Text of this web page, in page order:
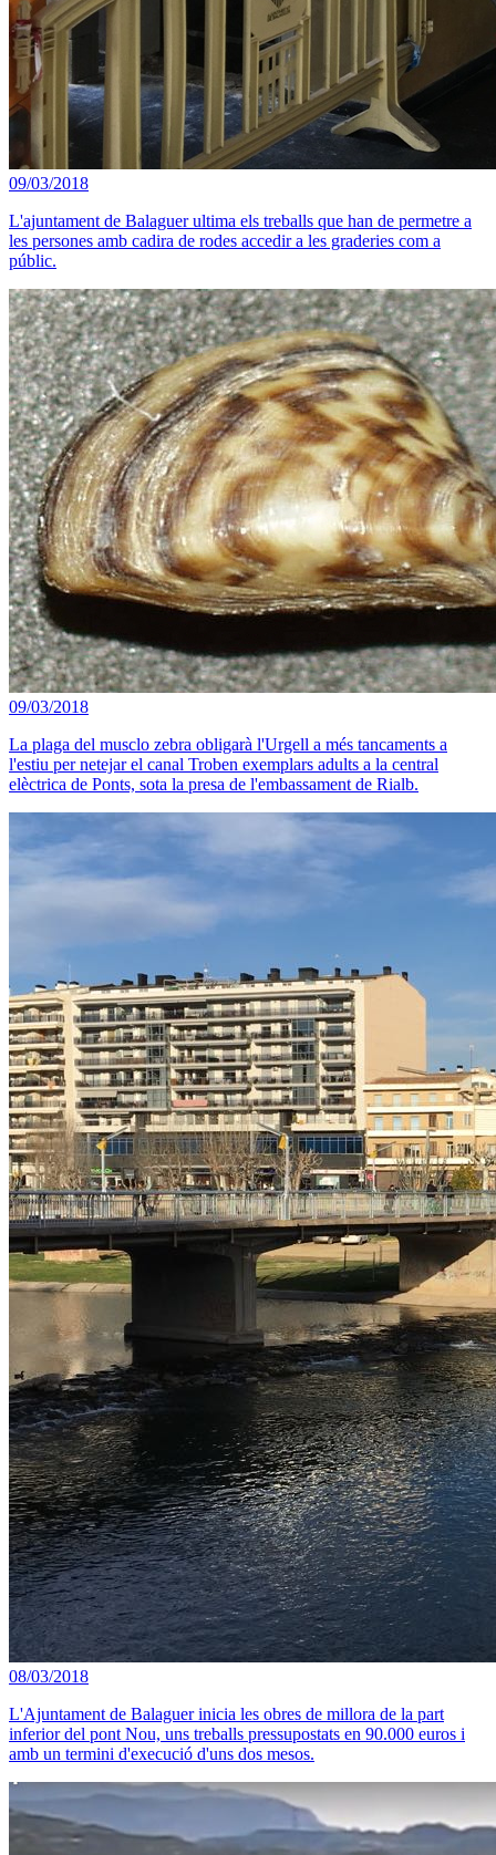
09/03/2018
L'ajuntament de Balaguer ultima els treballs que han de permetre a
les persones amb cadira de rodes accedir a les graderies com a
públic.
09/03/2018
La plaga del musclo zebra obligarà l'Urgell a més tancaments a
l'estiu per netejar el canal Troben exemplars adults a la central
elèctrica de Ponts, sota la presa de l'embassament de Rialb.
08/03/2018
L'Ajuntament de Balaguer inicia les obres de millora de la part
inferior del pont Nou, uns treballs pressupostats en 90.000 euros i
amb un termini d'execució d'uns dos mesos.